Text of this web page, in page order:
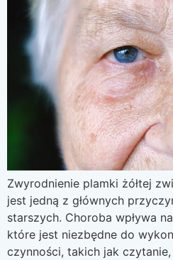
Zwyrodnienie plamki żółtej
jest jedną z głównych
starszych. Choroba wpływa
które jest niezbędne do
czynności, takich jak